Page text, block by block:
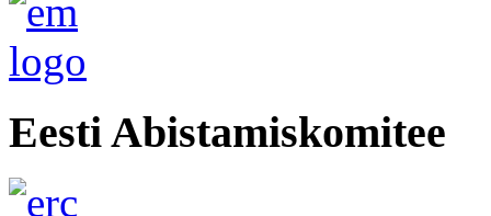
Eesti Abistamiskomitee